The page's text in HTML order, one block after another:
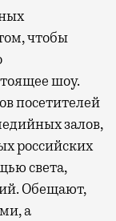
чтобы
шоу.
посетителей
залов,
российских
света,
Обещают,
а